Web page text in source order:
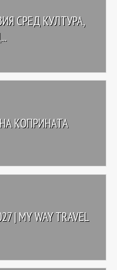
СРЕД КУЛТУРА,
КОПРИНАТА
MY WAY TRAVEL